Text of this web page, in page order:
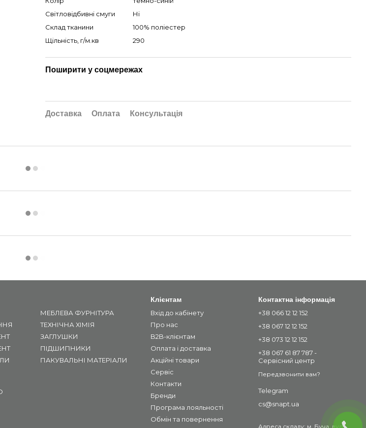
Світловідбивні смуги
Ні
Склад тканини
100% поліестер
Щільність, г/м.кв
290
Поширити у соцмережах
Доставка Оплата Консультація
МЕБЛЕВА ФУРНІТУРА
ТЕХНІЧНА ХІМІЯ
ЗАГЛУШКИ
ПІДШИПНИКИ
ПАКУВАЛЬНІ МАТЕРІАЛИ
Клієнтам
Вхід до кабінету
Про нас
B2B-клієнтам
Оплата і доставка
Акційні товари
Сервіс
Контакти
Бренди
Програма лояльності
Обмін та повернення
Контактна інформація
+38 066 12 12 152
+38 067 12 12 152
+38 073 12 12 152
+38 067 61 87 787 -
Сервісний центр
Передзвонити вам?
Telegram
cs@snapt.ua
Адреса складу: м. Буча, вул.